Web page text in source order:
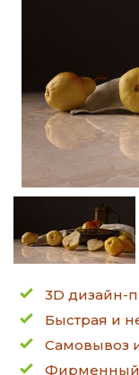
3D дизайн-
Быстрая и
Самовывоз
Фирменный